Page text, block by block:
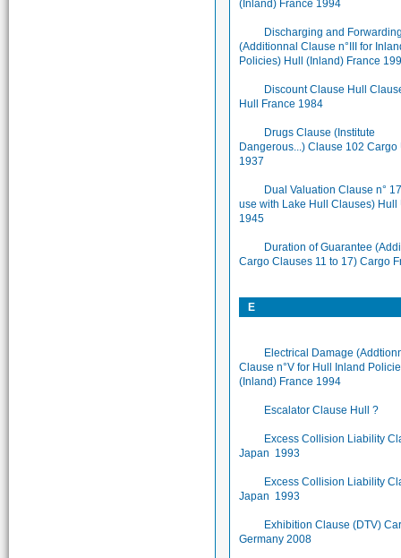
(Inland) France 1994
Discharging and
(Additionnal Clause n°III for
Policies) Hull (Inland) France
Discount Clause Hull
Hull France 1984
Drugs Clause (Institute
Dangerous...) Clause 102 Cargo
1937
Dual Valuation Clause n°
use with Lake Hull Clauses) Hull
1945
Duration of Guarantee
Cargo Clauses 11 to 17) Cargo
E
Electrical Damage
Clause n°V for Hull Inland
(Inland) France 1994
Escalator Clause Hull ?
Excess Collision Liability
Japan 1993
Excess Collision Liability
Japan 1993
Exhibition Clause (DTV)
Germany 2008